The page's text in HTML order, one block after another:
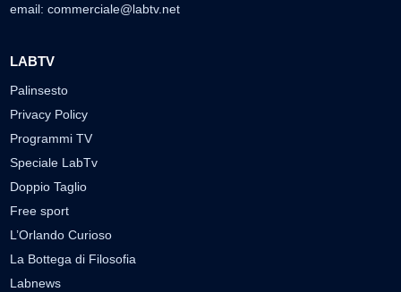
email: commerciale@labtv.net
LABTV
Palinsesto
Privacy Policy
Programmi TV
Speciale LabTv
Doppio Taglio
Free sport
L’Orlando Curioso
La Bottega di Filosofia
Labnews